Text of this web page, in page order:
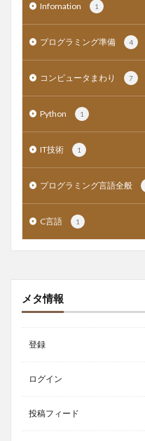
Infomation 1
プログラミング準備 4
コンピュータまわり 7
Python 1
IT技術 1
プログラミング言語全般
C言語 1
メタ情報
登録
ログイン
投稿フィード